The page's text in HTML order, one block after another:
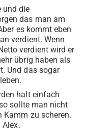
und die
das man am
es kommt eben
verdient. Wenn
verdient wird er
übrig haben als
Und das sogar
halt einfach
sollte man nicht
Kamm zu scheren.